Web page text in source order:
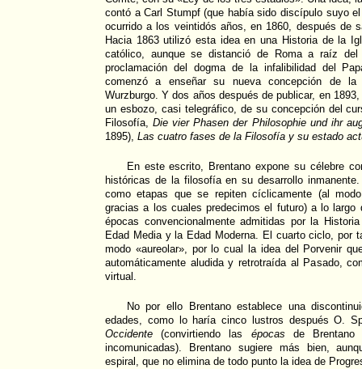
contó a Carl Stumpf (que había sido discípulo suyo
ocurrido a los veintidós años, en 1860, después de
Hacia 1863 utilizó esta idea en una Historia de la
católico, aunque se distanció de Roma a raíz
proclamación del dogma de la infalibilidad del
comenzó a enseñar su nueva concepción de
Wurzburgo. Y dos años después de publicar, en
un esbozo, casi telegráfico, de su concepción del
Filosofía,Die vier Phasen der Philosophie und ihr
1895), Las cuatro fases de la Filosofía y su estado
En este escrito, Brentano expone su célebre
históricas de la filosofía en su desarrollo
como etapas que se repiten cíclicamente (al
gracias a los cuales predecimos el futuro) a lo largo
épocas convencionalmente admitidas por la
Edad Media y la Edad Moderna. El cuarto ciclo, por
modo «aureolar», por lo cual la idea del Porvenir
automáticamente aludida y retrotraída al Pasado,
virtual.
No por ello Brentano establece una
edades, como lo haría cinco lustros después O.
Occidente (convirtiendo las épocas de
incomunicadas). Brentano sugiere más bien,
espiral, que no elimina de todo punto la idea de